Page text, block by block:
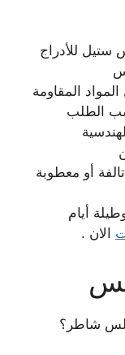
ستيل للأدراج
المقاومة
الطلب
أو معطوبة
24 ساعة وطيلة أيام
الان .
شاطر؟